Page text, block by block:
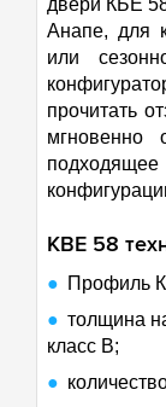
двери КБЕ
Анапе, для
или
прочитать
мгновенно
KBE 58
Профиль
толщина
класс В;